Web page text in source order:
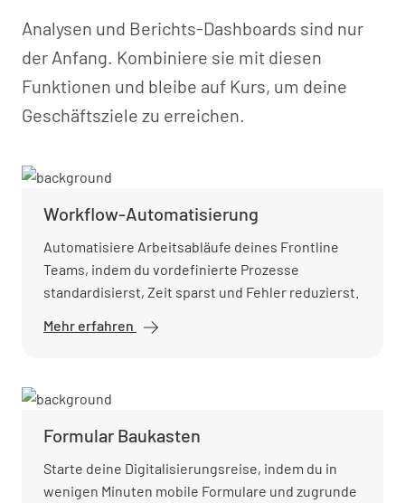
Analysen und Berichts-Dashboards sind nur
der Anfang. Kombiniere sie mit diesen
Funktionen und bleibe auf Kurs, um deine
Geschäftsziele zu erreichen.
Workflow-Automatisierung
Automatisiere Arbeitsabläufe deines Frontline
Teams, indem du vordefinierte Prozesse
standardisierst, Zeit sparst und Fehler reduzierst.
Mehr erfahren
Workflow-
Formular Baukasten
Starte deine Digitalisierungsreise, indem du in
wenigen Minuten mobile Formulare und zugrunde